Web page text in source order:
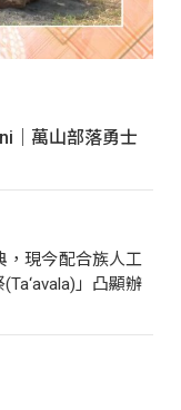
｜萬山部落勇士
，現今配合族人工
」凸顯辦